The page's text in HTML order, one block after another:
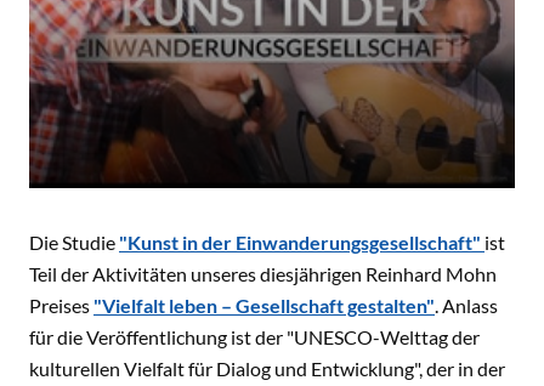
Die Studie "Kunst in der Einwanderungsgesellschaft" ist
Teil der Aktivitäten unseres diesjährigen Reinhard Mohn
Preises "Vielfalt leben – Gesellschaft gestalten" . Anlass
für die Veröffentlichung ist der "UNESCO-Welttag der
kulturellen Vielfalt für Dialog und Entwicklung", der in der